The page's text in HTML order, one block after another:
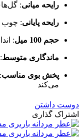
رایحه میانی:
رایحه پایانی: چوب
حجم 100 میل :
ماندگاری متوسط
پخش بوی مناسب
می‌کند
دوست داشتن
اشتراک گذاری